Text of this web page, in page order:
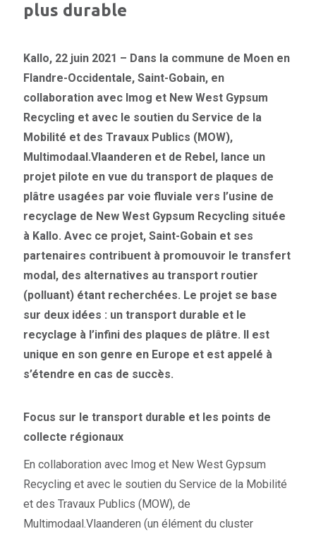
plus durable
Kallo, 22 juin 2021 – Dans la commune de Moen en
Flandre-Occidentale, Saint-Gobain, en
collaboration avec Imog et New West Gypsum
Recycling et avec le soutien du Service de la
Mobilité et des Travaux Publics (MOW),
Multimodaal.Vlaanderen et de Rebel, lance un
projet pilote en vue du transport de plaques de
plâtre usagées par voie fluviale vers l’usine de
recyclage de New West Gypsum Recycling située
à Kallo. Avec ce projet, Saint-Gobain et ses
partenaires contribuent à promouvoir le transfert
modal, des alternatives au transport routier
(polluant) étant recherchées. Le projet se base
sur deux idées : un transport durable et le
recyclage à l’infini des plaques de plâtre. Il est
unique en son genre en Europe et est appelé à
s’étendre en cas de succès.
Focus sur le transport durable et les points de
collecte régionaux
En collaboration avec Imog et New West Gypsum
Recycling et avec le soutien du Service de la Mobilité
et des Travaux Publics (MOW), de
Multimodaal.Vlaanderen (un élément du cluster